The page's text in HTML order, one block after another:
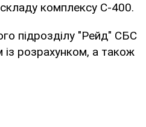
комплексу С-400.
підрозділу "Рейд" СБС
із розрахунком, а також